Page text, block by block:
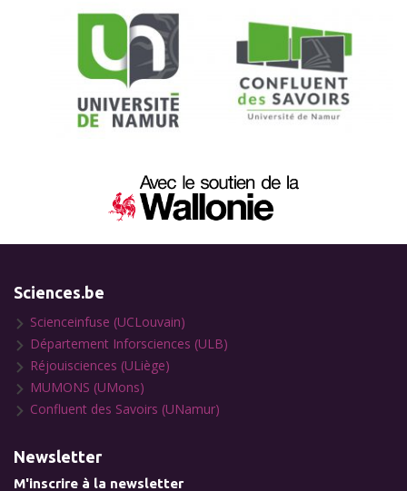
Sciences.be
Scienceinfuse (UCLouvain)
Département Inforsciences (ULB)
Réjouisciences (ULiège)
MUMONS (UMons)
Confluent des Savoirs (UNamur)
Newsletter
M'inscrire à la newsletter